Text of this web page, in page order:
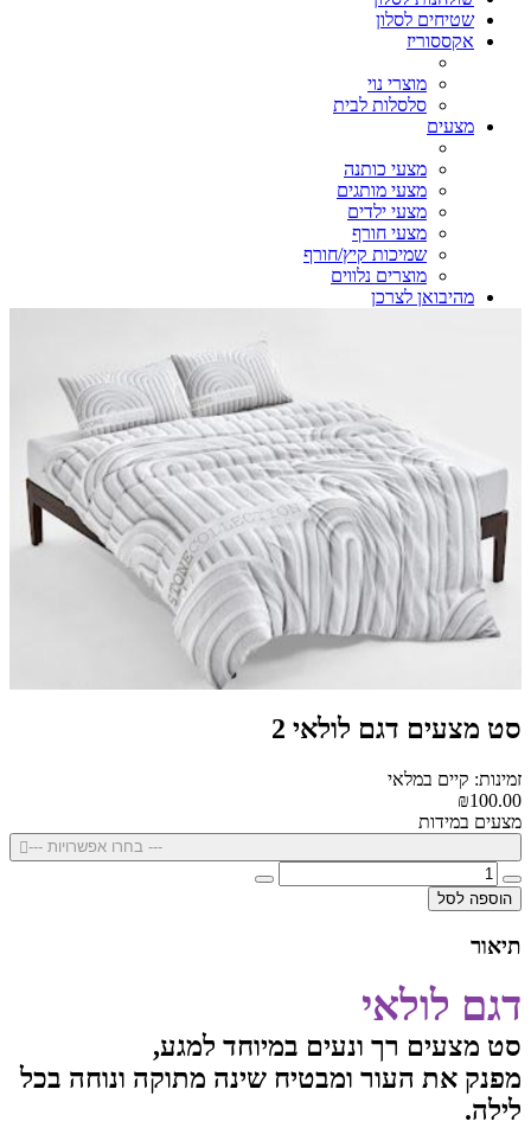
שטיחים לסלון
אקססוריז
מוצרי נוי
סלסלות לבית
מצעים
מצעי כותנה
מצעי מותגים
מצעי ילדים
מצעי חורף
שמיכות קיץ/חורף
מוצרים נלווים
מהיבואן לצרכן
סט מצעים דגם לולאי 2
זמינות: קיים במלאי
₪100.00
מצעים במידות
--- בחרו אפשרויות ---
הוספה לסל
תיאור
דגם לולאי
סט מצעים רך ונעים במיוחד למגע,
מפנק את העור ומבטיח שינה מתוקה ונוחה בכל
לילה.